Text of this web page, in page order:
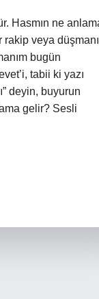
veya düşmanı
bugün
tabii ki yazı
deyin, buyurun
gelir? Sesli